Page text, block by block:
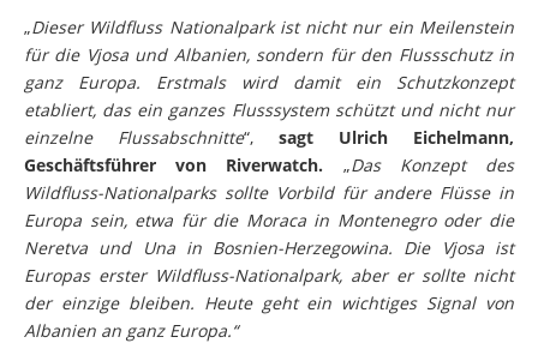
„Dieser Wildfluss Nationalpark ist nicht nur ein Meilenstein
für die Vjosa und Albanien, sondern für den Flussschutz in
ganz Europa. Erstmals wird damit ein Schutzkonzept
etabliert, das ein ganzes Flusssystem schützt und nicht nur
einzelne Flussabschnitte“, sagt Ulrich Eichelmann,
Geschäftsführer von Riverwatch. „Das Konzept des
Wildfluss-Nationalparks sollte Vorbild für andere Flüsse in
Europa sein, etwa für die Moraca in Montenegro oder die
Neretva und Una in Bosnien-Herzegowina. Die Vjosa ist
Europas erster Wildfluss-Nationalpark, aber er sollte nicht
der einzige bleiben. Heute geht ein wichtiges Signal von
Albanien an ganz Europa.“